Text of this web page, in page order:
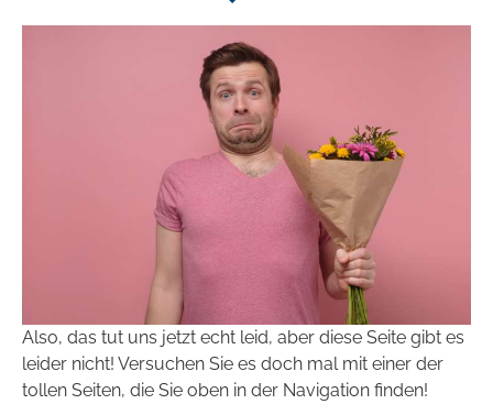
Also, das tut uns jetzt echt leid, aber diese Seite gibt es
leider nicht! Versuchen Sie es doch mal mit einer der
tollen Seiten, die Sie oben in der Navigation finden!